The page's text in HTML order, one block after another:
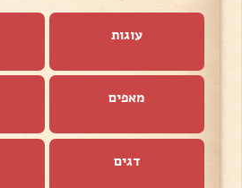
עוגות
מאפים
דגים